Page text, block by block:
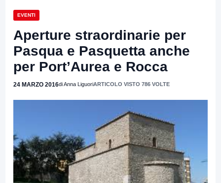
EVENTI
Aperture straordinarie per
Pasqua e Pasquetta anche
per Port’Aurea e Rocca
24 MARZO 2016di Anna LiguoriARTICOLO VISTO 786 VOLTE